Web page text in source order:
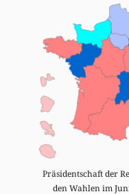
Präsidentschaft der
den Wahlen im